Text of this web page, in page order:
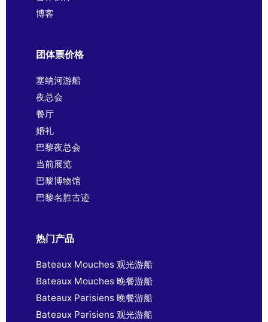
博客
团体票价格
塞纳河游船
夜总会
餐厅
婚礼
巴黎夜总会
当前展览
巴黎博物馆
巴黎名胜古迹
热门产品
Bateaux Mouches 观光游船
Bateaux Mouches 晚餐游船
Bateaux Parisiens 晚餐游船
Bateaux Parisiens 观光游船